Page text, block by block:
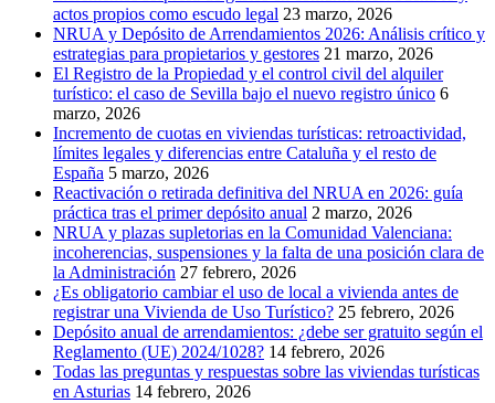
actos propios como escudo legal 23 marzo, 2026
NRUA y Depósito de Arrendamientos 2026: Análisis crítico y
estrategias para propietarios y gestores 21 marzo, 2026
El Registro de la Propiedad y el control civil del alquiler
turístico: el caso de Sevilla bajo el nuevo registro único 6
marzo, 2026
Incremento de cuotas en viviendas turísticas: retroactividad,
límites legales y diferencias entre Cataluña y el resto de
España 5 marzo, 2026
Reactivación o retirada definitiva del NRUA en 2026: guía
práctica tras el primer depósito anual 2 marzo, 2026
NRUA y plazas supletorias en la Comunidad Valenciana:
incoherencias, suspensiones y la falta de una posición clara de
la Administración 27 febrero, 2026
¿Es obligatorio cambiar el uso de local a vivienda antes de
registrar una Vivienda de Uso Turístico? 25 febrero, 2026
Depósito anual de arrendamientos: ¿debe ser gratuito según el
Reglamento (UE) 2024/1028? 14 febrero, 2026
Todas las preguntas y respuestas sobre las viviendas turísticas
en Asturias 14 febrero, 2026